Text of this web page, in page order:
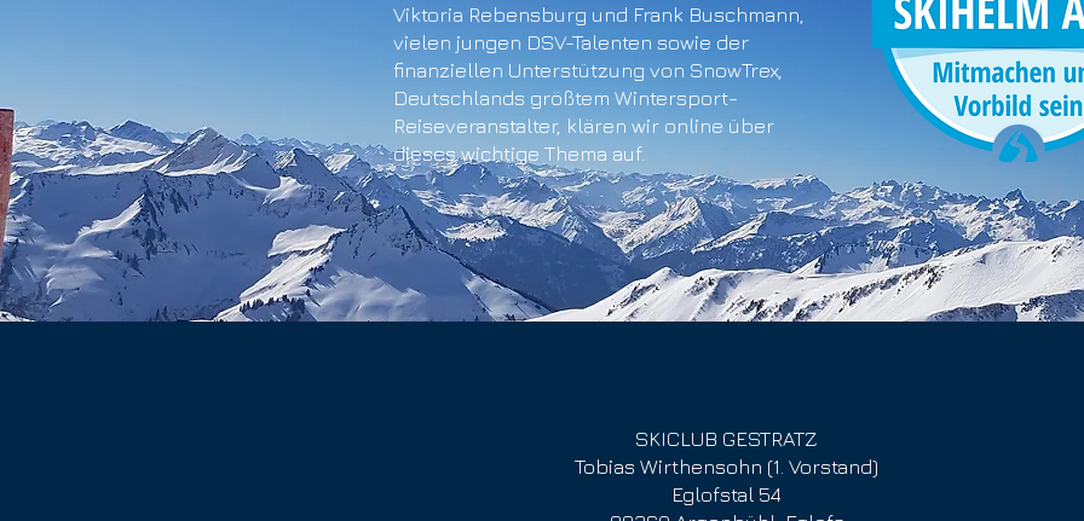
Viktoria Rebensburg und Frank Buschmann,
vielen jungen DSV-Talenten sowie der
finanziellen Unterstützung von SnowTrex,
Deutschlands größtem Wintersport-
Reiseveranstalter, klären wir online über
dieses wichtige Thema auf.
SKICLUB GESTRATZ
Tobias Wirthensohn (1. Vorstand)
Eglofstal 54